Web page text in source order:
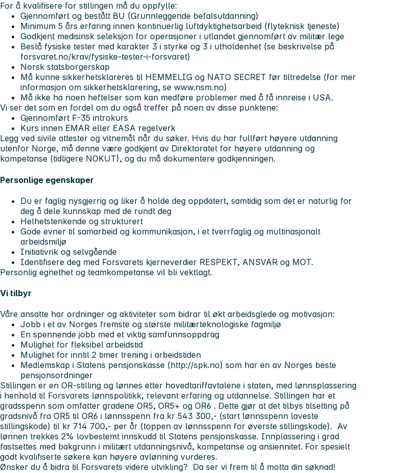
For å kvalifisere for stillingen må du oppfylle:
Gjennomført og bestått BU (Grunnleggende befalsutdanning)
Minimum 5 års erfaring innen kontinuerlig luftdyktighetsarbeid (flyteknisk tjeneste)
Godkjent medisinsk seleksjon for operasjoner i utlandet gjennomført av militær lege
Bestå fysiske tester med karakter 3 i styrke og 3 i utholdenhet (se beskrivelse på
forsvaret.no/krav/fysiske-tester-i-forsvaret)
Norsk statsborgerskap
Må kunne sikkerhetsklareres til HEMMELIG og NATO SECRET før tiltredelse (for mer
informasjon om sikkerhetsklarering, se www.nsm.no)
Må ikke ha noen heftelser som kan medføre problemer med å få innreise i USA.
Vi ser det som en fordel om du også treffer på noen av disse punktene:
Gjennomført F-35 introkurs
Kurs innen EMAR eller EASA regelverk
Legg ved sivile attester og vitnemål når du søker. Hvis du har fullført høyere utdanning
utenfor Norge, må denne være godkjent av Direktoratet for høyere utdanning og
kompetanse (tidligere NOKUT), og du må dokumentere godkjenningen.
Personlige egenskaper
Du er faglig nysgjerrig og liker å holde deg oppdatert, samtidig som det er naturlig for
deg å dele kunnskap med de rundt deg
Helhetstenkende og strukturert
Gode evner til samarbeid og kommunikasjon, i et tverrfaglig og multinasjonalt
arbeidsmiljø
Initiativrik og selvgående
Identifisere deg med Forsvarets kjerneverdier RESPEKT, ANSVAR og MOT.
Personlig egnethet og teamkompetanse vil bli vektlagt.
Vi tilbyr
Våre ansatte har ordninger og aktiviteter som bidrar til økt arbeidsglede og motivasjon:
Jobb i et av Norges fremste og største militærteknologiske fagmiljø
En spennende jobb med et viktig samfunnsoppdrag
Mulighet for fleksibel arbeidstid
Mulighet for inntil 2 timer trening i arbeidstiden
Medlemskap i Statens pensjonskasse (http://spk.no) som har en av Norges beste
pensjonsordninger
Stillingen er en OR-stilling og lønnes etter hovedtariffavtalene i staten, med lønnsplassering
i henhold til Forsvarets lønnspolitikk, relevant erfaring og utdannelse. Stillingen har et
gradsspenn som omfatter gradene OR5, OR5+ og OR6 . Dette gjør at det tilbys tilsetting på
gradsnivå fra OR5 til OR6 i lønnsspenn fra kr 543 300,- (start lønnsspenn laveste
stillingskode) til kr 714 700,- per år (toppen av lønnsspenn for øverste stillingskode). Av
lønnen trekkes 2% lovbestemt innskudd til Statens pensjonskasse. Innplassering i grad
fastsettes med bakgrunn i militært utdanningsnivå, kompetanse og ansiennitet. For spesielt
godt kvalifiserte søkere kan høyere avlønning vurderes.
Ønsker du å bidra til Forsvarets videre utvikling? Da ser vi frem til å motta din søknad!